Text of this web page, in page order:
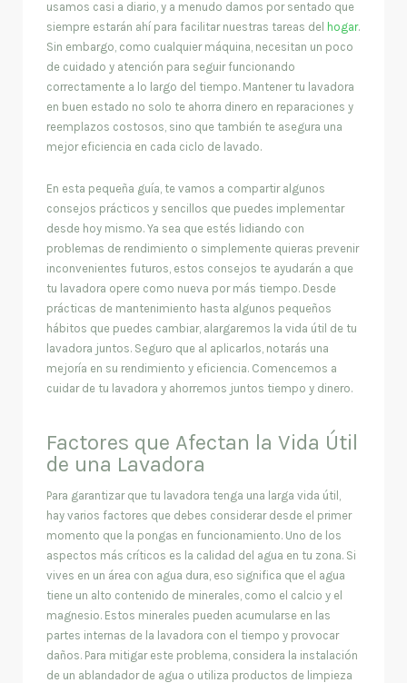
usamos casi a diario, y a menudo damos por sentado que
siempre estarán ahí para facilitar nuestras tareas del hogar.
Sin embargo, como cualquier máquina, necesitan un poco
de cuidado y atención para seguir funcionando
correctamente a lo largo del tiempo. Mantener tu lavadora
en buen estado no solo te ahorra dinero en reparaciones y
reemplazos costosos, sino que también te asegura una
mejor eficiencia en cada ciclo de lavado.
En esta pequeña guía, te vamos a compartir algunos
consejos prácticos y sencillos que puedes implementar
desde hoy mismo. Ya sea que estés lidiando con
problemas de rendimiento o simplemente quieras prevenir
inconvenientes futuros, estos consejos te ayudarán a que
tu lavadora opere como nueva por más tiempo. Desde
prácticas de mantenimiento hasta algunos pequeños
hábitos que puedes cambiar, alargaremos la vida útil de tu
lavadora juntos. Seguro que al aplicarlos, notarás una
mejoría en su rendimiento y eficiencia. Comencemos a
cuidar de tu lavadora y ahorremos juntos tiempo y dinero.
Factores que Afectan la Vida Útil
de una Lavadora
Para garantizar que tu lavadora tenga una larga vida útil,
hay varios factores que debes considerar desde el primer
momento que la pongas en funcionamiento. Uno de los
aspectos más críticos es la calidad del agua en tu zona. Si
vives en un área con agua dura, eso significa que el agua
tiene un alto contenido de minerales, como el calcio y el
magnesio. Estos minerales pueden acumularse en las
partes internas de la lavadora con el tiempo y provocar
daños. Para mitigar este problema, considera la instalación
de un ablandador de agua o utiliza productos de limpieza